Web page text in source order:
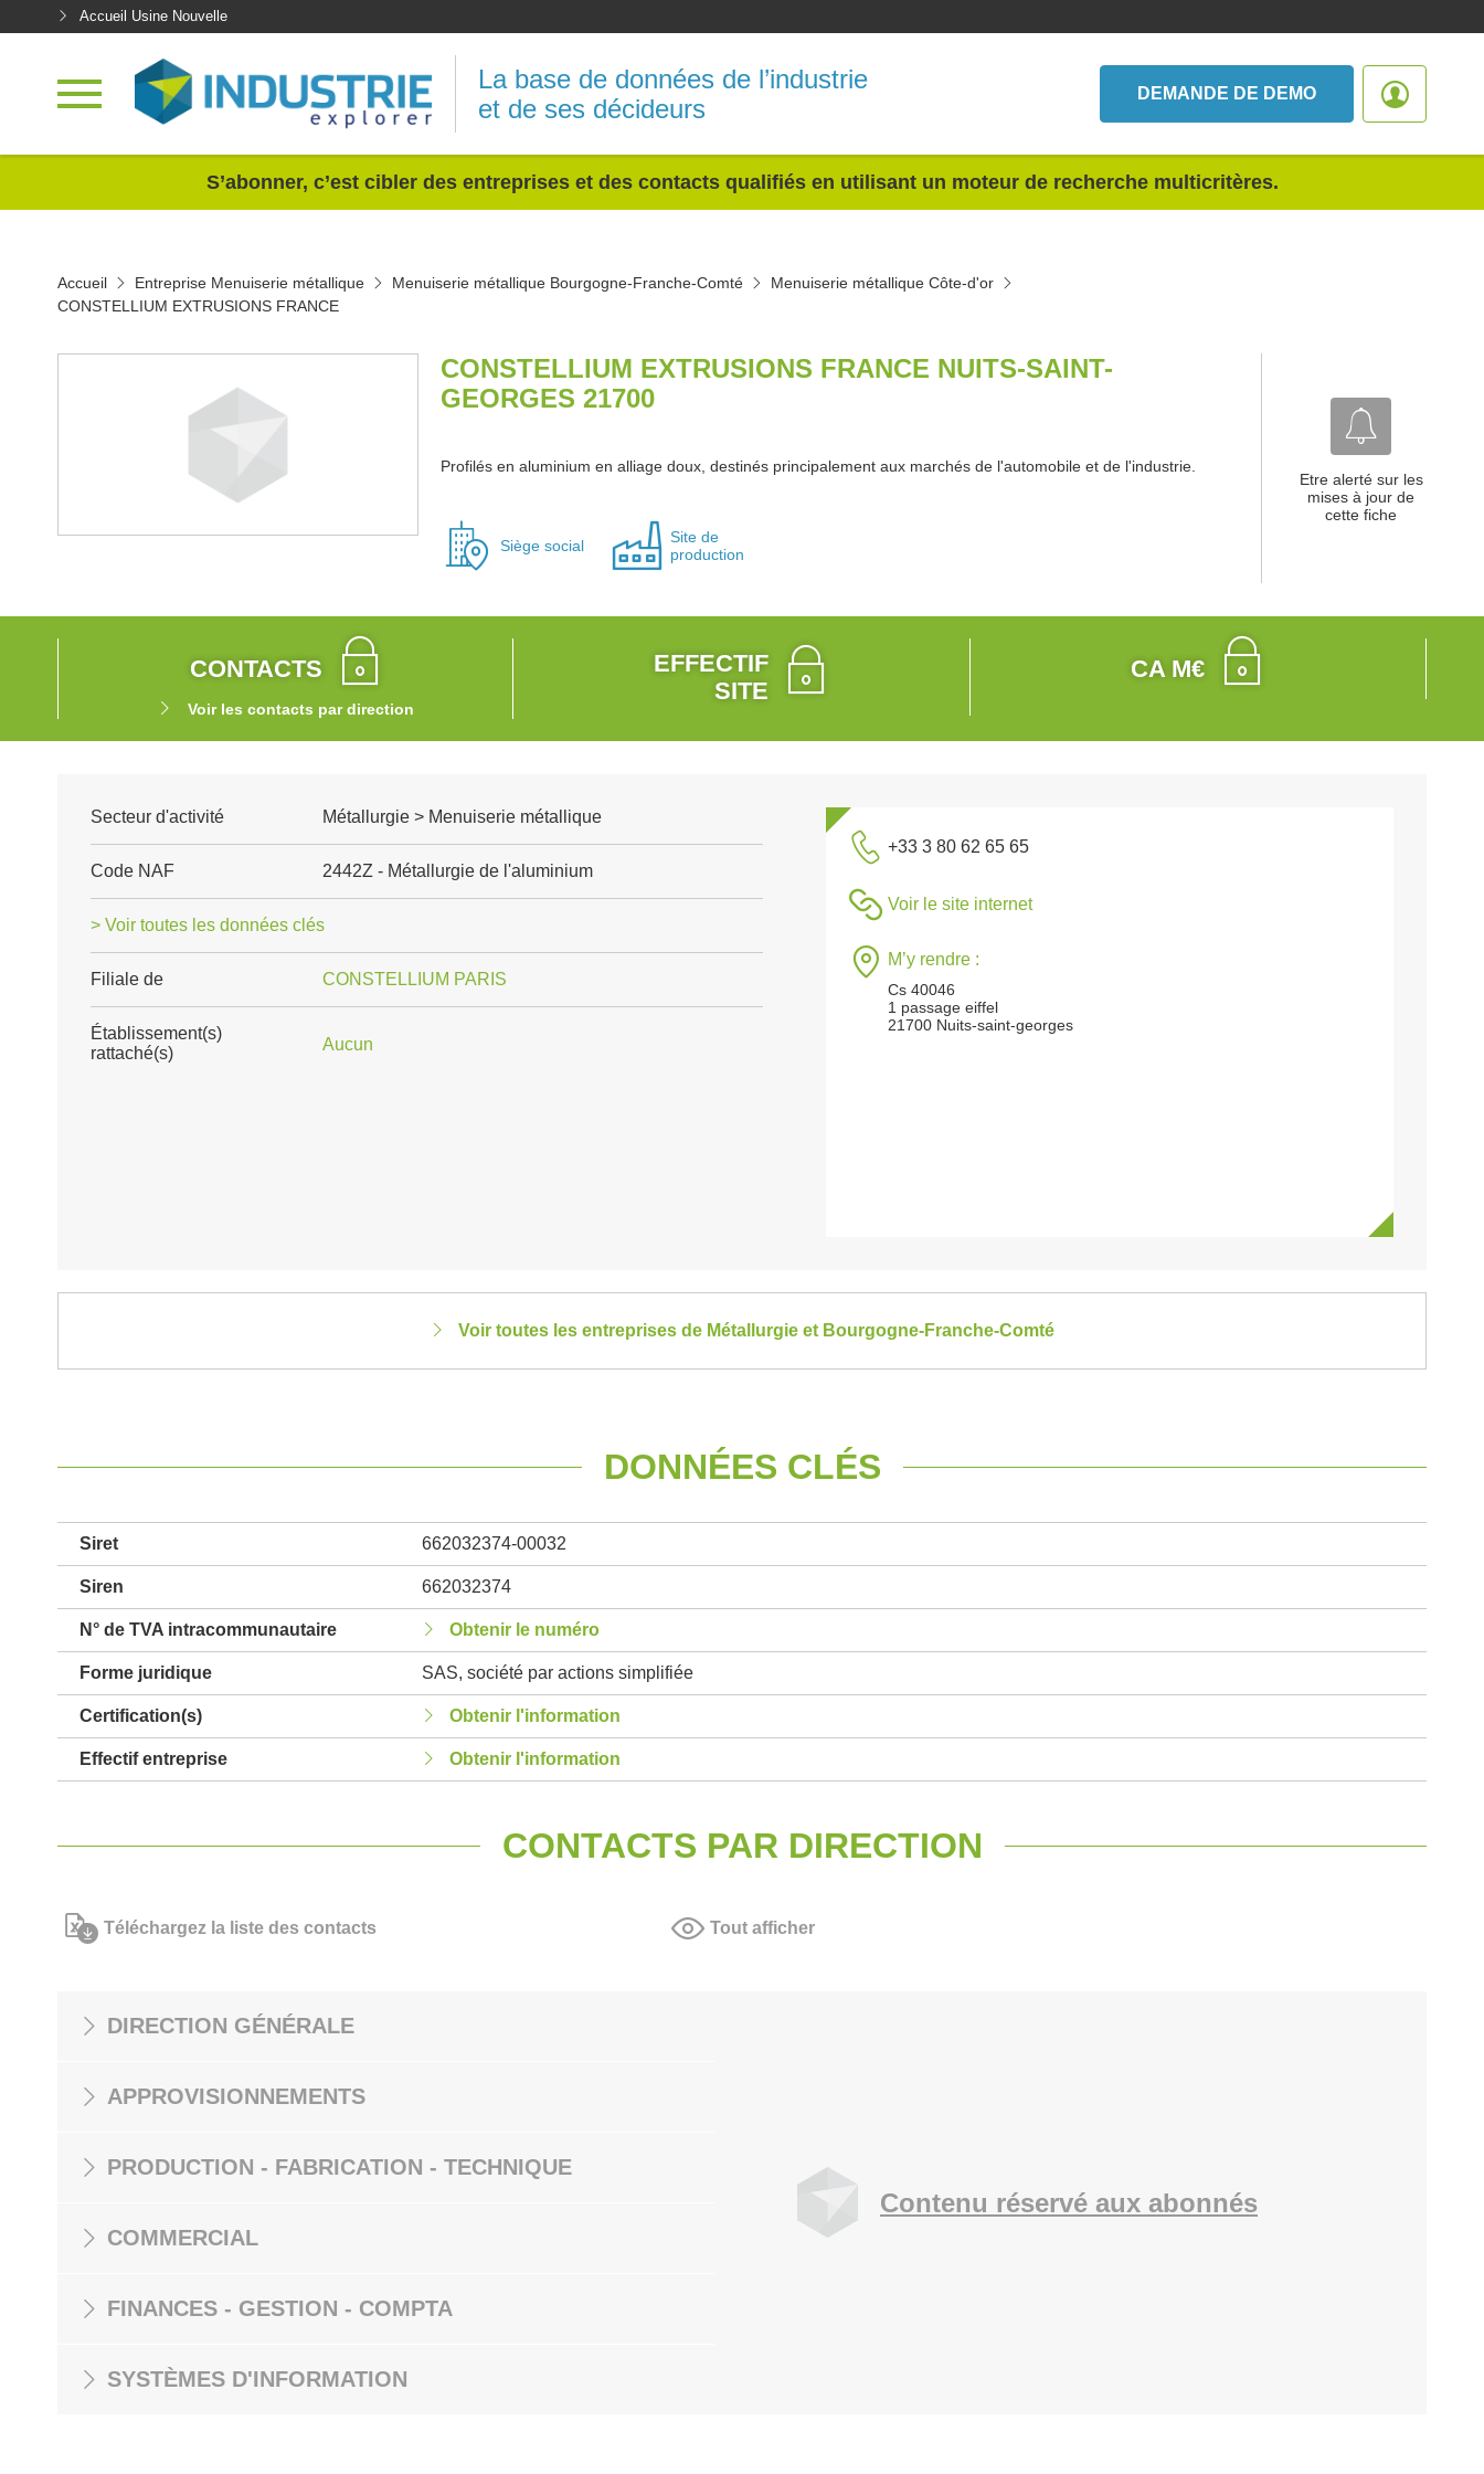
Accueil Usine Nouvelle
La base de données de l’industrie
et de ses décideurs
DEMANDE DE DEMO
S’abonner, c’est cibler des entreprises et des contacts qualifiés en utilisant un moteur de recherche multicritères.
Accueil Entreprise Menuiserie métallique Menuiserie métallique Bourgogne-Franche-Comté
Menuiserie métallique Côte-d'or
CONSTELLIUM EXTRUSIONS FRANCE
CONSTELLIUM EXTRUSIONS FRANCE NUITS-SAINT-
GEORGES 21700
Profilés en aluminium en alliage doux, destinés principalement aux marchés de l'automobile et de l'industrie.
Siège social
Site de
production
Etre alerté sur les
mises à jour de
cette fiche
CONTACTS
Voir les contacts par direction
EFFECTIF
SITE
CA M€
Secteur d'activité Métallurgie > Menuiserie métallique
Code NAF 2442Z - Métallurgie de l'aluminium
> Voir toutes les données clés
Filiale de CONSTELLIUM PARIS
Établissement(s)
rattaché(s)
Aucun
+33 3 80 62 65 65
Voir le site internet
M’y rendre :
Cs 40046
1 passage eiffel
21700 Nuits-saint-georges
Voir toutes les entreprises de Métallurgie et Bourgogne-Franche-Comté
DONNÉES CLÉS
Siret 662032374-00032
Siren 662032374
N° de TVA intracommunautaire Obtenir le numéro
Forme juridique SAS, société par actions simplifiée
Certification(s) Obtenir l'information
Effectif entreprise Obtenir l'information
CONTACTS PAR DIRECTION
Téléchargez la liste des contacts Tout afficher
DIRECTION GÉNÉRALE
APPROVISIONNEMENTS
PRODUCTION - FABRICATION - TECHNIQUE
COMMERCIAL
FINANCES - GESTION - COMPTA
SYSTÈMES D'INFORMATION
Contenu réservé aux abonnés